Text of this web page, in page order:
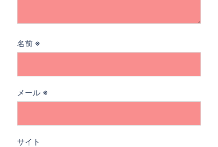
名前 ※
メール ※
サイト